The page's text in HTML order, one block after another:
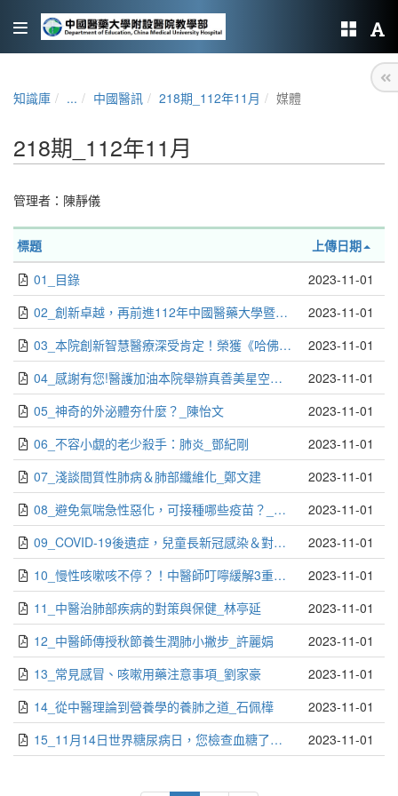
知識庫 ... 中國醫訊 218期_112年11月 媒體
218期_112年11月
管理者： 陳靜儀
標題
上傳日期
01_目錄
2023-11-01
02_創新卓越，再前進112年中國醫藥大學暨醫療體系「百大IVVII共識營」蔡長海董事長勉勵校院同仁我們一起向夢想高飛！_吳嵩山
2023-11-01
03_本院創新智慧醫療深受肯定！榮獲《哈佛商業評論》數位轉型鼎革獎３項大獎_編輯部
2023-11-01
04_感謝有您!醫護加油本院舉辦真善美星空音樂會展現共好、 共融、共享的醫院文化_編輯部
2023-11-01
05_神奇的外泌體夯什麼？_陳怡文
2023-11-01
06_不容小覷的老少殺手：肺炎_鄧紀剛
2023-11-01
07_淺談間質性肺病＆肺部纖維化_鄭文建
2023-11-01
08_避免氣喘急性惡化，可接種哪些疫苗？_沈宜成
2023-11-01
09_COVID-19後遺症，兒童長新冠感染＆對呼吸的影響_林建亨
2023-11-01
10_慢性咳嗽咳不停？！中醫師叮嚀緩解3重點_林亭延
2023-11-01
11_中醫治肺部疾病的對策與保健_林亭延
2023-11-01
12_中醫師傳授秋節養生潤肺小撇步_許麗娟
2023-11-01
13_常見感冒、咳嗽用藥注意事項_劉家豪
2023-11-01
14_從中醫理論到營養學的養肺之道_石佩樺
2023-11-01
15_11月14日世界糖尿病日，您檢查血糖了嗎？_曾盈瑜
2023-11-01